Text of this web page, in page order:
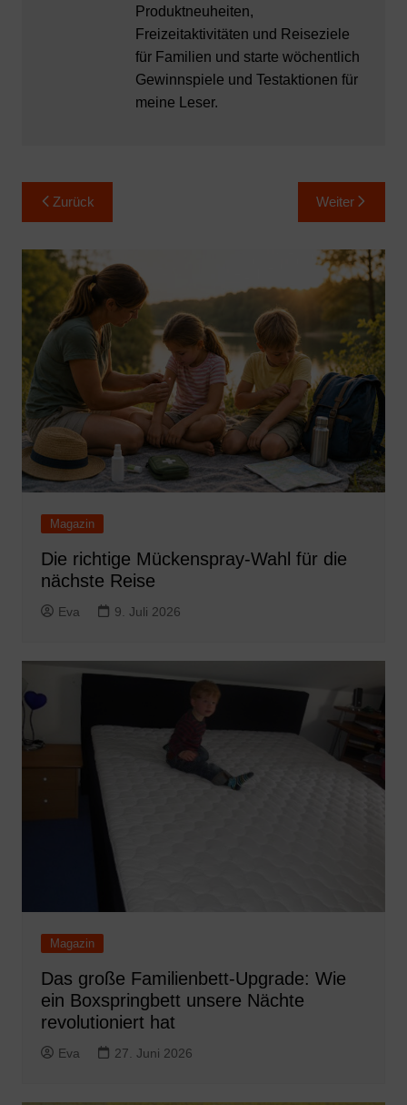
Produktneuheiten,
Freizeitaktivitäten und Reiseziele
für Familien und starte wöchentlich
Gewinnspiele und Testaktionen für
meine Leser.
Beitragsnavigation
Zurück Weiter
Magazin
Die richtige Mückenspray-Wahl für die
nächste Reise
Eva 9. Juli 2026
Magazin
Das große Familienbett-Upgrade: Wie
ein Boxspringbett unsere Nächte
revolutioniert hat
Eva 27. Juni 2026